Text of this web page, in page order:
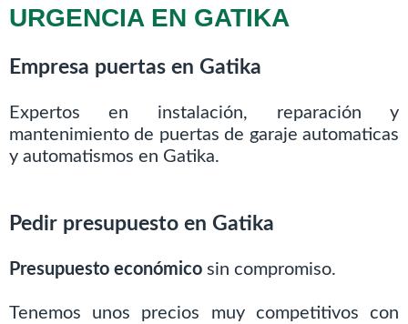
URGENCIA EN GATIKA
Empresa puertas en Gatika
Expertos en instalación, reparación y
mantenimiento de puertas de garaje automaticas
y automatismos en Gatika.
Pedir presupuesto en Gatika
Presupuesto económicosin compromiso.
Tenemos unos precios muy competitivos con